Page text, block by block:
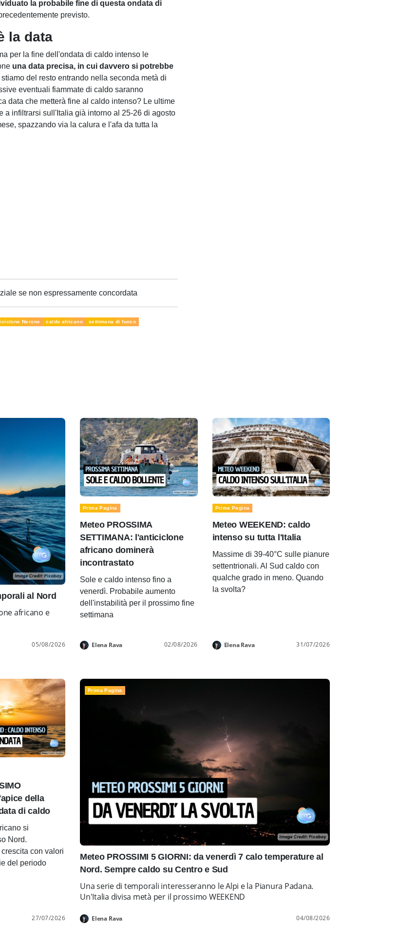
la probabile fine di questa ondata di
previsto.
la data
per la fine dell'ondata di caldo intenso le
una data precisa, in cui davvero si potrebbe
stiamo del resto entrando nella seconda metà di
eventuali fiammate di caldo saranno
data che metterà fine al caldo intenso? Le ultime
a infiltrarsi sull'Italia già intorno al 25-26 di agosto
spazzando via la calura e l'afa da tutta la
se non espressamente concordata
Nerone caldo africano settimana di fuoco
al Nord
africano e
05/08/2026
Prima Pagina
Meteo PROSSIMA
SETTIMANA: l'anticiclone
africano dominerà
incontrastato
Sole e caldo intenso fino a
venerdì. Probabile aumento
dell'instabilità per il prossimo fine
settimana
Elena Rava 02/08/2026
Prima Pagina
Meteo WEEKEND: caldo
intenso su tutta l'Italia
Massime di 39-40°C sulle pianure
settentrionali. Al Sud caldo con
qualche grado in meno. Quando
la svolta?
Elena Rava 31/07/2026
della
di caldo
si
Nord.
con valori
del periodo
27/07/2026
Prima Pagina
Meteo PROSSIMI 5 GIORNI: da venerdì 7 calo temperature al
Nord. Sempre caldo su Centro e Sud
Una serie di temporali interesseranno le Alpi e la Pianura Padana.
Un'Italia divisa metà per il prossimo WEEKEND
Elena Rava 04/08/2026